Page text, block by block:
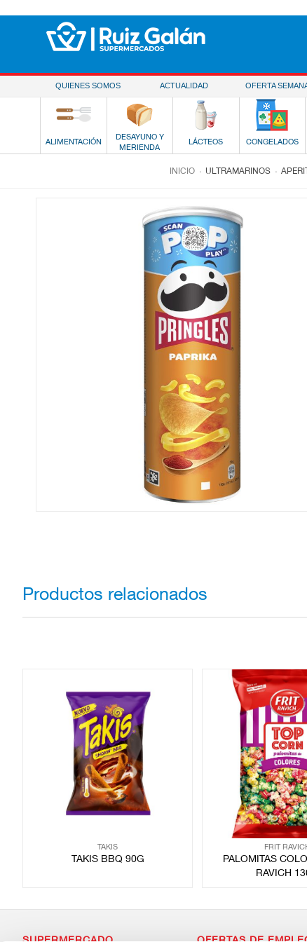
QUIENES SOMOS ACTUALIDAD OFERTA
ALIMENTACIÓN
DESAYUNO Y
MERIENDA
LÁCTEOS CONGELADOS
INICIO . ULTRAMARINOS .
Productos relacionados
TAKIS
TAKIS BBQ 90G
FRIT
PALOMITAS
RAVICH